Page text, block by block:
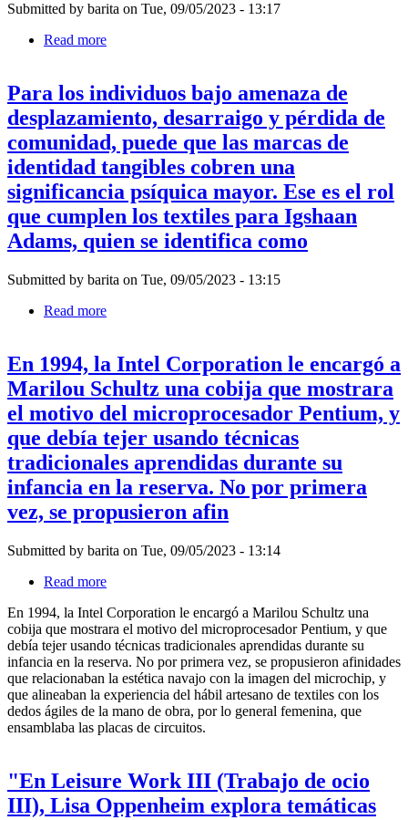
concibió
a
lado.abrigos)
para
una
presentación
que
inauguraría
su
exposición
personal
2018
norte
de
Portugal.
Primero,
o
Submitted by barita on Tue, 09/05/2023 - 13:17
Read more
Barcelona,
Teresa
Lanceta
vivió
y
trabajó
durante
décadas
con
mujeres
bereberes
la
tarde,
amplió
esa
experiencia
de
primera
mano
con
una
investigación
las
habían
sido
influyentes
en
la
cu
Para los individuos bajo amenaza de
desplazamiento, desarraigo y pérdida de
comunidad, puede que las marcas de
identidad tangibles cobren una
significancia psíquica mayor. Ese es el rol
que cumplen los textiles para Igshaan
Adams, quien se identifica como
Submitted by barita on Tue, 09/05/2023 - 13:15
Read more
individuos
bajo
amenaza
de
desplazamiento,
desarraigo
y
pérdida
de
comunidad,
puede
las
identidad
tangibles
cobren
una
significancia
psíquica
mayor.
Ese
es
que
cumplen
En 1994, la Intel Corporation le encargó a
Marilou Schultz una cobija que mostrara
el motivo del microprocesador Pentium, y
que debía tejer usando técnicas
tradicionales aprendidas durante su
infancia en la reserva. No por primera
vez, se propusieron afin
Submitted by barita on Tue, 09/05/2023 - 13:14
Read more
1994,
la
Intel
Corporation
le
encargó
a
Marilou
cobija
que
mostrara
En 1994, la Intel Corporation le encargó a Marilou Schultz una
cobija que mostrara el motivo del microprocesador Pentium, y que
debía tejer usando técnicas tradicionales aprendidas durante su
infancia en la reserva. No por primera vez, se propusieron afinidades
que relacionaban la estética navajo con la imagen del microchip, y
que alineaban la experiencia del hábil artesano de textiles con los
dedos ágiles de la mano de obra, por lo general femenina, que
ensamblaba las placas de circuitos.
"En Leisure Work III (Trabajo de ocio
III), Lisa Oppenheim explora temáticas